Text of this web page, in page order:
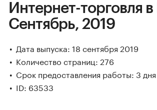
Интернет-торговля
Сентябрь, 2019
Дата выпуска: 18 сентября 2019
Количество страниц: 276
Срок предоставления работы: 3 дня
ID: 63533